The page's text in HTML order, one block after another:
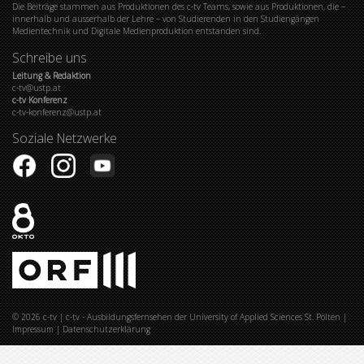
Die Beiträge stammen aus Produktionen des c-tv Teams, sowie aus Produktionen, die –
innerhalb und ausserhalb der Lehre – von Studierenden in den Studiengängen
Medientechnik und Digitale Medienproduktion entstanden sind.
Schreibe uns
Leitung & Redaktion
c-tv@ustp.at
c-tv Konferenz
c-tv-konferenz@ustp.at
Soziale Netzwerke
© 2026c-tv |c-tv - Ausbildungsfernsehen der University of Applied Sciences St. Pölten|
Impressum |Datenschutzerklärung